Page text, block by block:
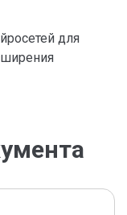
для